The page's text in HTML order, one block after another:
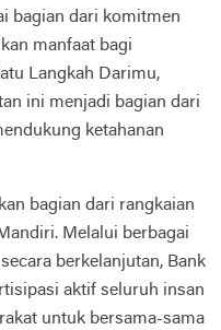
bagian dari komitmen
manfaat bagi
Langkah Darimu,
ini menjadi bagian dari
ketahanan
bagian dari rangkaian
Melalui berbagai
berkelanjutan, Bank
aktif seluruh insan
untuk bersama-sama